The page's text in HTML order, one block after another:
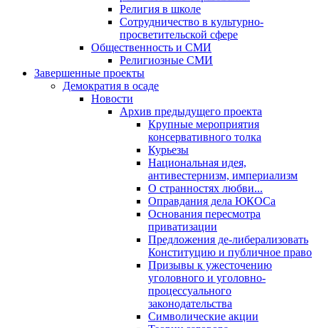
Религия в школе
Сотрудничество в культурно-
просветительской сфере
Общественность и СМИ
Религиозные СМИ
Завершенные проекты
Демократия в осаде
Новости
Архив предыдущего проекта
Крупные мероприятия
консервативного толка
Курьезы
Национальная идея,
антивестернизм, империализм
О странностях любви...
Оправдания дела ЮКОСа
Основания пересмотра
приватизации
Предложения де-либерализовать
Конституцию и публичное право
Призывы к ужесточению
уголовного и уголовно-
процессуального
законодательства
Символические акции